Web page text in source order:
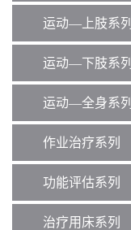
运动—上肢系列
运动—下肢系列
运动—全身系列
作业治疗系列
功能评估系列
治疗用床系列